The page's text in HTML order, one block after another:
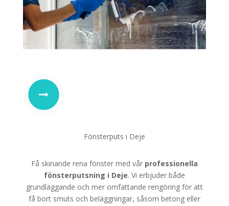
Fönsterputs i Deje
Få skinande rena fönster med vår professionella
fönsterputsning i Deje. Vi erbjuder både
grundläggande och mer omfattande rengöring för att
få bort smuts och beläggningar, såsom betong eller